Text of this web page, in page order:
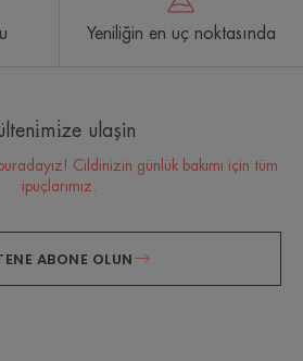
Yeniliğin en uç noktasında
ulaşin
Cildinizin günlük bakımı için tüm
ipuçlarımız.
ABONE OLUN